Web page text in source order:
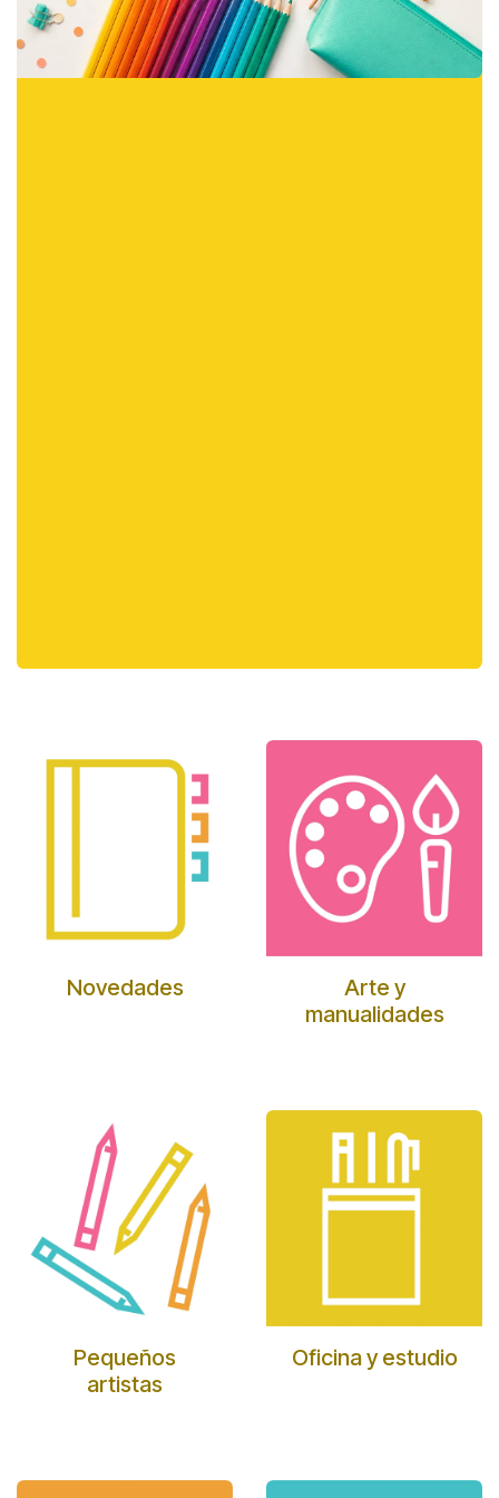
Novedades
Arte y
manualidades
Pequeños
artistas
Oficina y estudio